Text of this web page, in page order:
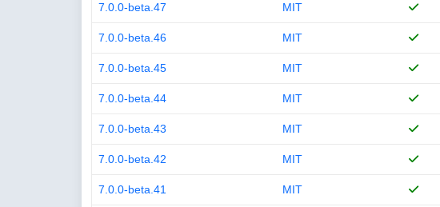
7.0.0-beta.47 MIT
7.0.0-beta.46 MIT
7.0.0-beta.45 MIT
7.0.0-beta.44 MIT
7.0.0-beta.43 MIT
7.0.0-beta.42 MIT
7.0.0-beta.41 MIT